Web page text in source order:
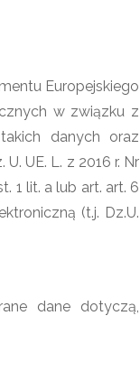
Europejskiego
w związku z
danych oraz
UE. L. z 2016 r. Nr
1 lit. a lub art. art. 6
(t.j. Dz.U.
dane dotyczą,